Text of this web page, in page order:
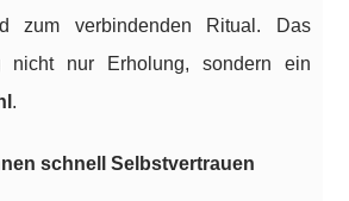
zum verbindenden Ritual. Das
nicht nur Erholung, sondern ein
.
schnell Selbstvertrauen